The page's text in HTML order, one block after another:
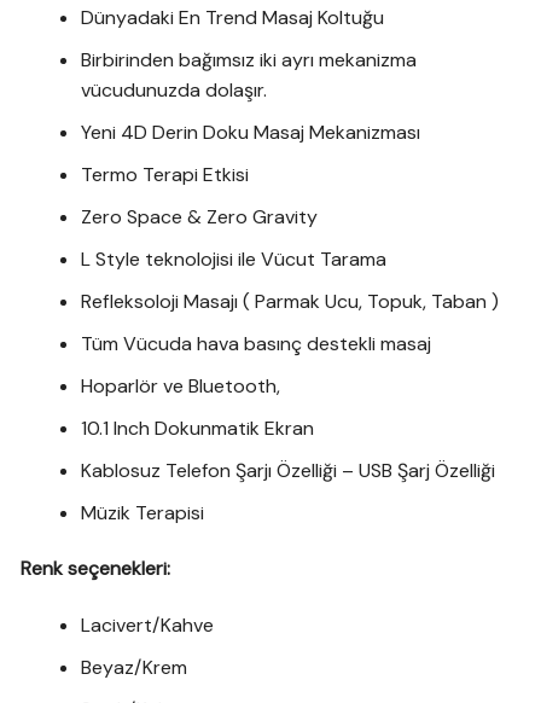
Dünyadaki En Trend Masaj Koltuğu
Birbirinden bağımsız iki ayrı mekanizma
vücudunuzda dolaşır.
Yeni 4D Derin Doku Masaj Mekanizması
Termo Terapi Etkisi
Zero Space & Zero Gravity
L Style teknolojisi ile Vücut Tarama
Refleksoloji Masajı ( Parmak Ucu, Topuk, Taban )
Tüm Vücuda hava basınç destekli masaj
Hoparlör ve Bluetooth,
10.1 Inch Dokunmatik Ekran
Kablosuz Telefon Şarjı Özelliği – USB Şarj Özelliği
Müzik Terapisi
Renk seçenekleri:
Lacivert/Kahve
Beyaz/Krem